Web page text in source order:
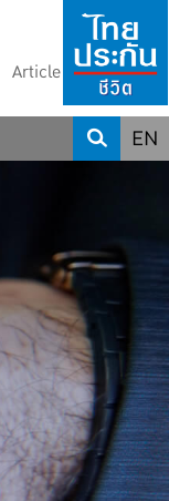
Article
EN